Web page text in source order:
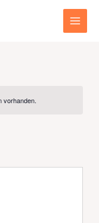
Main
vorhanden.